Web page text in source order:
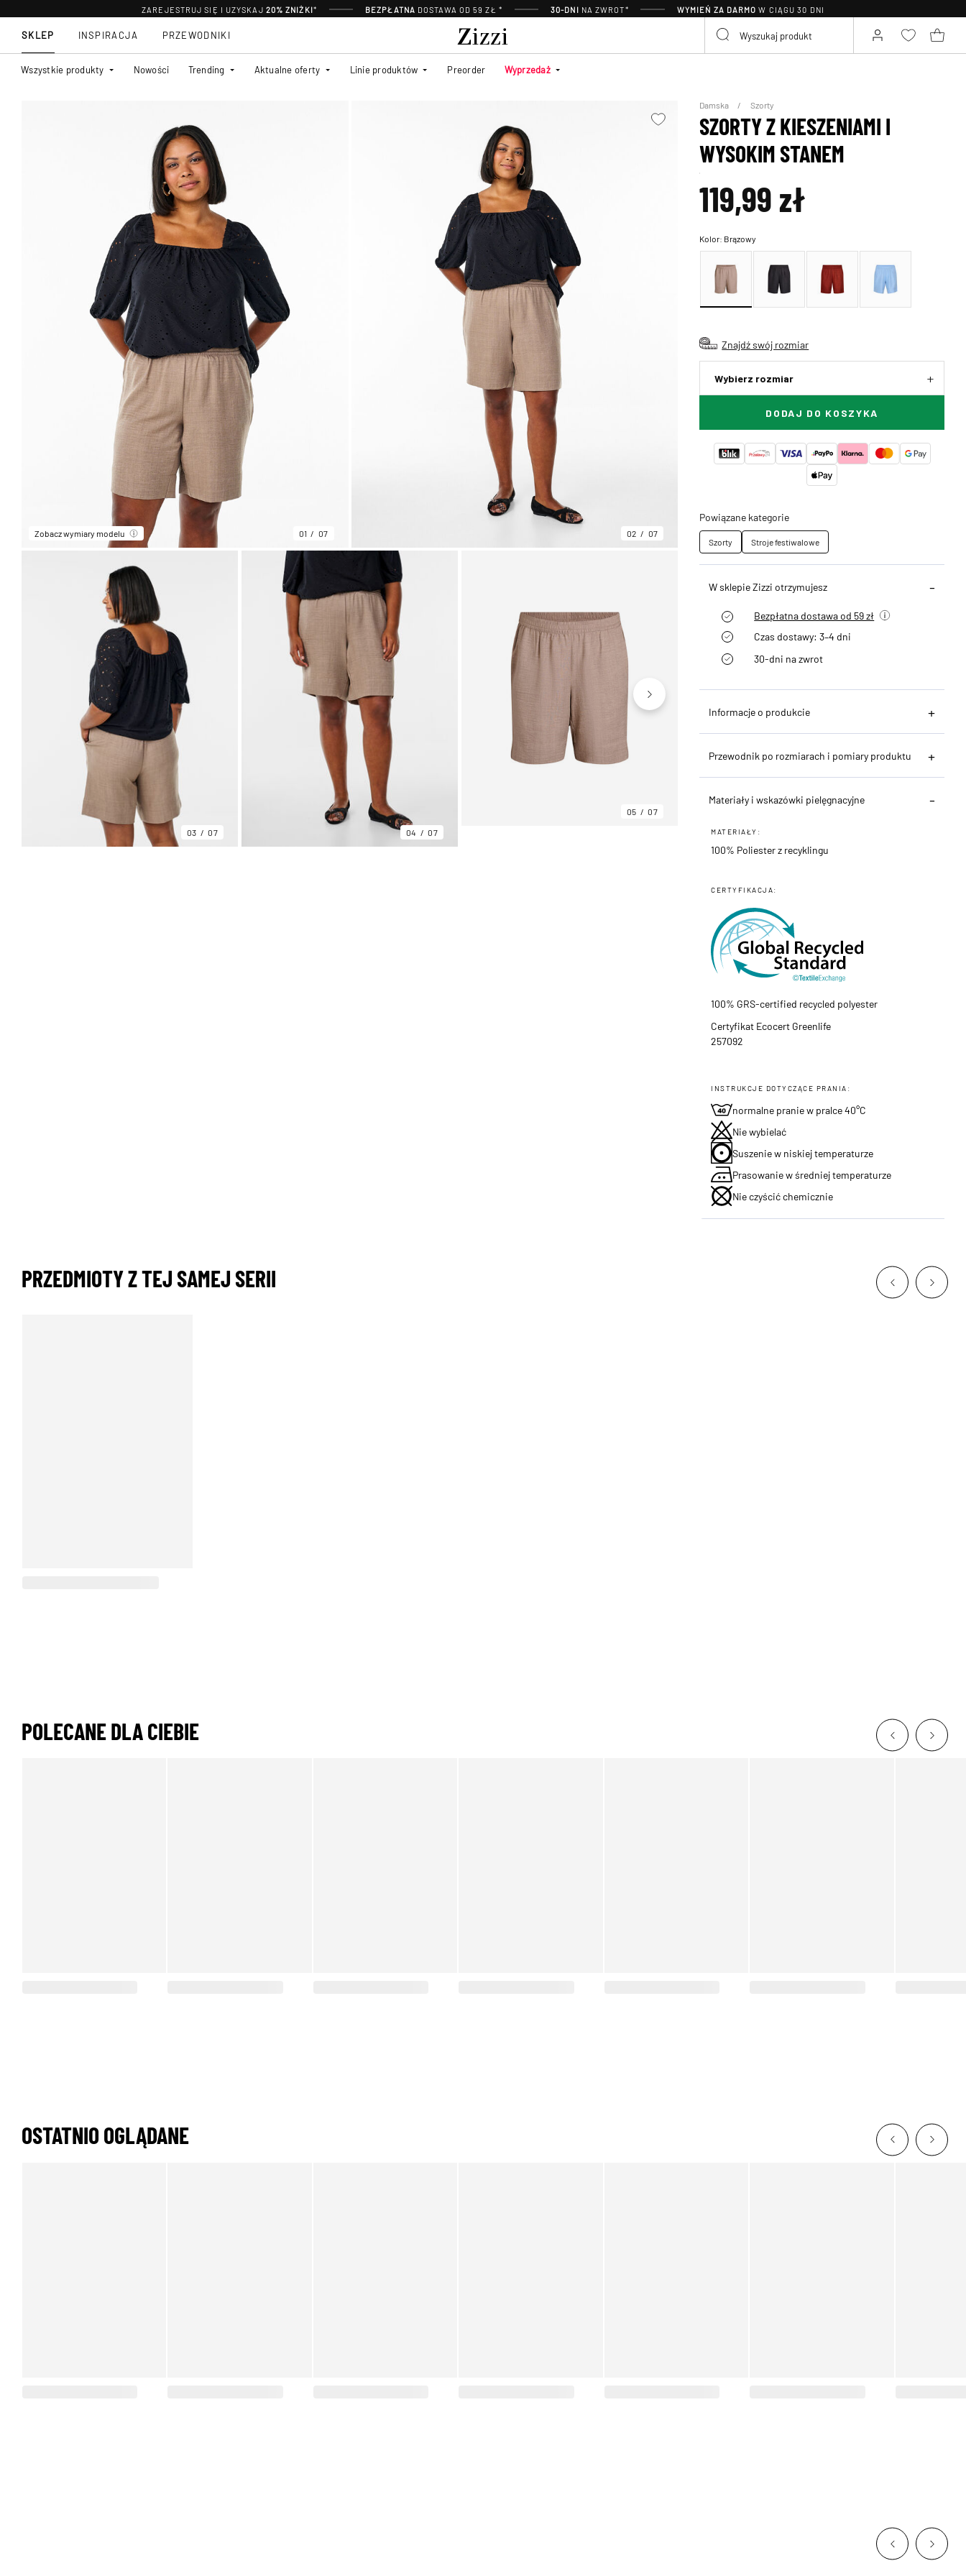
ZAREJESTRUJ SIĘ I UZYSKAJ 20% ZNIŻKI* BEZPŁATNA DOSTAWA OD 59 ZŁ * 30-DNI NA ZWROT* WYMIEŃ ZA DARMO W CIĄGU 30 DNI
SKLEP
Wszystkie produkty Nowości Trending Aktualne oferty Linie produktów Preorder Wyprzedaż
INSPIRACJA PRZEWODNIKI
Zobacz wymiary modelu 01 07 02 07
03 07 04 07
05 07
Damska Szorty
SZORTY Z KIESZENIAMI I
WYSOKIM STANEM
119,99 zł
Kolor: Brązowy
Znajdź swój rozmiar
Wybierz rozmiar
DODAJ DO KOSZYKA
Powiązane kategorie
Szorty Stroje festiwalowe
W sklepie Zizzi otrzymujesz
Bezpłatna dostawa od 59 zł
Czas dostawy: 3–4 dni
30-dni na zwrot
Informacje o produkcie
Przewodnik po rozmiarach i pomiary produktu
Materiały i wskazówki pielęgnacyjne
MATERIAŁY:
100% Poliester z recyklingu
CERTYFIKACJA:
100% GRS-certified recycled polyester
Certyfikat Ecocert Greenlife
257092
INSTRUKCJE DOTYCZĄCE PRANIA:
normalne pranie w pralce 40°C
Nie wybielać
Suszenie w niskiej temperaturze
Prasowanie w średniej temperaturze
Nie czyścić chemicznie
PRZEDMIOTY Z TEJ SAMEJ SERII
POLECANE DLA CIEBIE
OSTATNIO OGLĄDANE